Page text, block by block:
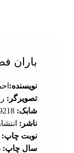
باران
نویسنده:
تصویرگر:
شابک:
ناشر:
نوبت چاپ:
سال چاپ: